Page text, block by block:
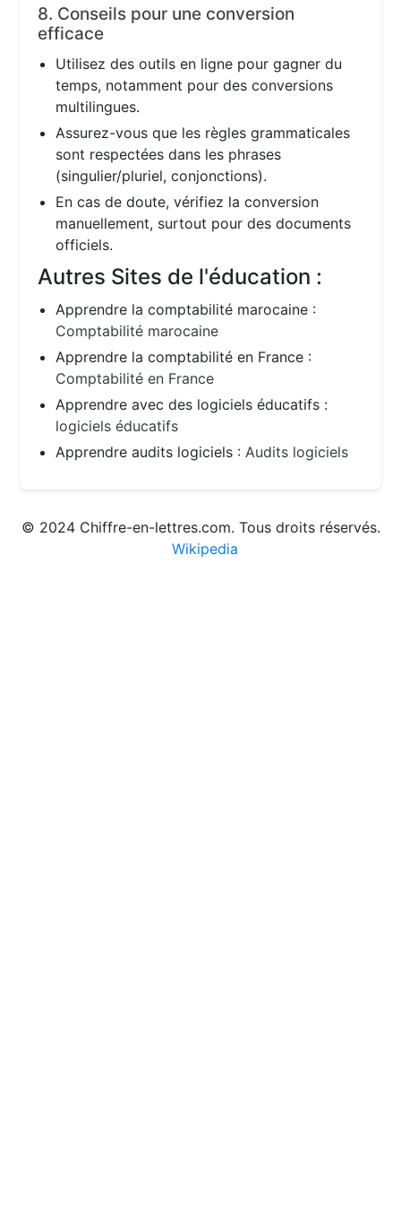
8. Conseils pour une conversion
efficace
Utilisez des outils en ligne pour gagner du
temps, notamment pour des conversions
multilingues.
Assurez-vous que les règles grammaticales
sont respectées dans les phrases
(singulier/pluriel, conjonctions).
En cas de doute, vérifiez la conversion
manuellement, surtout pour des documents
officiels.
Autres Sites de l'éducation :
Apprendre la comptabilité marocaine :
Comptabilité marocaine
Apprendre la comptabilité en France :
Comptabilité en France
Apprendre avec des logiciels éducatifs :
logiciels éducatifs
Apprendre audits logiciels :Audits logiciels
© 2024 Chiffre-en-lettres.com. Tous droits réservés.
Wikipedia